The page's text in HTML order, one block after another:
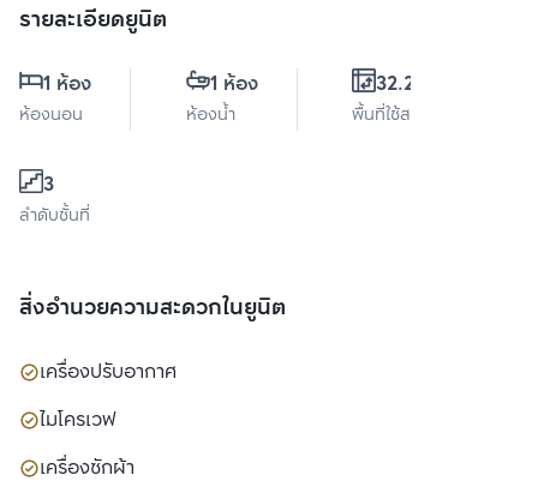
รายละเอียดยูนิต
1 ห้อง
ห้องนอน
1 ห้อง
ห้องน้ำ
32.26 ตร.ม.
พื้นที่ใช้สอย
3
ลำดับชั้นที่
สิ่งอำนวยความสะดวกในยูนิต
เครื่องปรับอากาศ
ไมโครเวฟ
เครื่องซักผ้า